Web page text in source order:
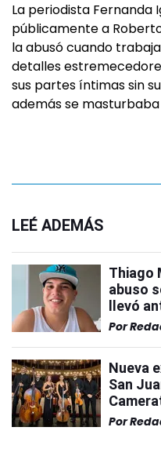
La periodista Fernanda
públicamente a
la abusó cuando
detalles
sus partes íntimas sin
además se
LEÉ ADEMÁS
Thiago
abuso
llevó
Por
Nueva
San
Por